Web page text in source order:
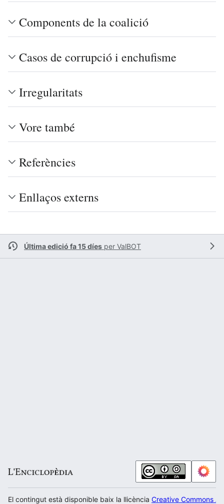
Components de la coalició
Casos de corrupció i enchufisme
Irregularitats
Vore també
Referències
Enllaços externs
Última edició fa 15 díes per ValBOT
El contingut està disponible baix la llicència Creative Commons